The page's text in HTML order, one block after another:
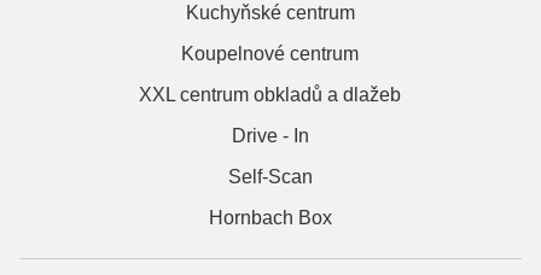
Kuchyňské centrum
Koupelnové centrum
XXL centrum obkladů a dlažeb
Drive - In
Self-Scan
Hornbach Box